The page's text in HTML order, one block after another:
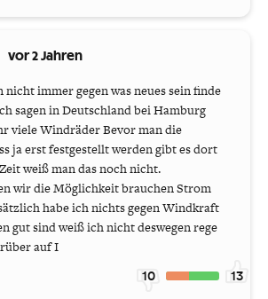
vor 2 Jahren
nicht immer gegen was neues sein finde
sagen in Deutschland bei Hamburg
viele Windräder Bevor man die
ja erst festgestellt werden gibt es dort
weiß man das noch nicht.
wir die Möglichkeit brauchen Strom
habe ich nichts gegen Windkraft
gut sind weiß ich nicht deswegen rege
auf I
10 13